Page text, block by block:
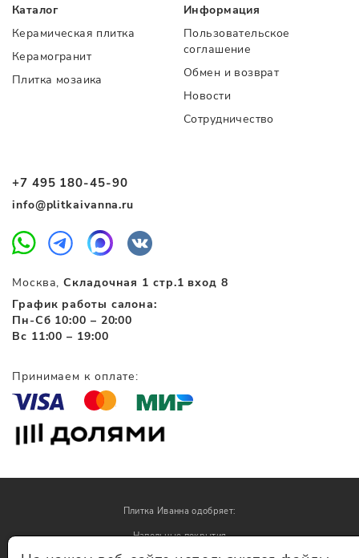
+7 495 180-45-90
info@plitkaivanna.ru
Москва,Складочная 1 стр.1 вход 8
График работы салона:
Пн-Сб 10:00 – 20:00
Вс 11:00 – 19:00
Каталог
Керамическая плитка
Керамогранит
Плитка мозаика
Информация
Пользовательское
соглашение
Обмен и возврат
Новости
Сотрудничество
Принимаем к оплате:
Плитка Иванна одобряет:
Напольные покрытия